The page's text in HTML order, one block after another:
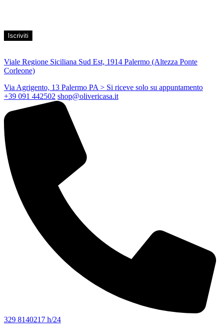
Viale Regione Siciliana Sud Est, 1914 Palermo (Altezza Ponte
Corleone)
Via Agrigento, 13 Palermo PA > Si riceve solo su appuntamento
+39 091 442502 shop@olivericasa.it
329 8140217 h/24